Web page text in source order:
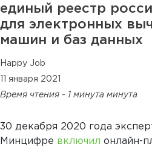
единый реестр
для электронных
машин и баз данных
Happy Job
11 января 2021
Время чтения - 1 минута минута
30 декабря 2020 года
Минцифре включил онлайн-